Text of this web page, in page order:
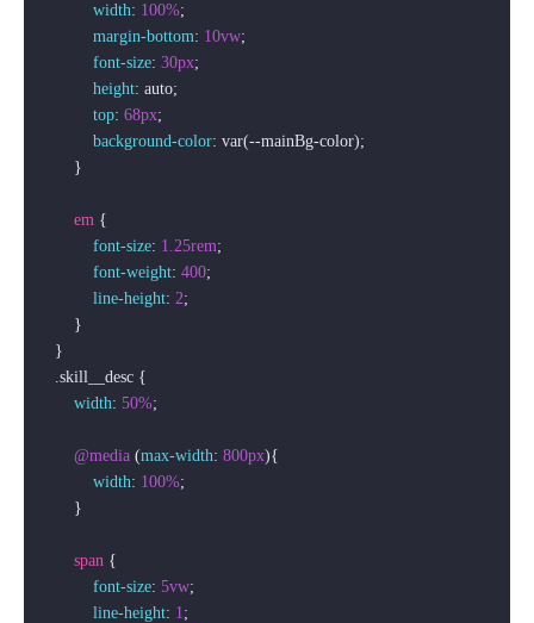
width: 100%;
margin-bottom: 10vw;
font-size: 30px;
height: auto;
top: 68px;
background-color: var(--mainBg-color);
        }
em {
font-size: 1.25rem;
font-weight: 400;
line-height: 2;
        }
    }
.skill__desc {
width: 50%;
@media (max-width: 800px){
width: 100%;
        }
span {
font-size: 5vw;
line-height: 1;